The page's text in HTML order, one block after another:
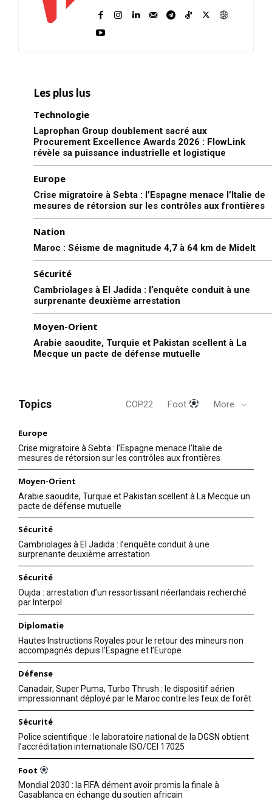
Les plus lus
Technologie
Laprophan Group doublement sacré aux
Procurement Excellence Awards 2026 : FlowLink
révèle sa puissance industrielle et logistique
Europe
Crise migratoire à Sebta : l’Espagne menace l’Italie de
mesures de rétorsion sur les contrôles aux frontières
Nation
Maroc : Séisme de magnitude 4,7 à 64 km de Midelt
Sécurité
Cambriolages à El Jadida : l’enquête conduit à une
surprenante deuxième arrestation
Moyen-Orient
Arabie saoudite, Turquie et Pakistan scellent à La
Mecque un pacte de défense mutuelle
Topics COP22 Foot More
Europe
Crise migratoire à Sebta : l’Espagne menace l’Italie de
mesures de rétorsion sur les contrôles aux frontières
Moyen-Orient
Arabie saoudite, Turquie et Pakistan scellent à La Mecque un
pacte de défense mutuelle
Sécurité
Cambriolages à El Jadida : l’enquête conduit à une
surprenante deuxième arrestation
Sécurité
Oujda : arrestation d’un ressortissant néerlandais recherché
par Interpol
Diplomatie
Hautes Instructions Royales pour le retour des mineurs non
accompagnés depuis l’Espagne et l’Europe
Défense
Canadair, Super Puma, Turbo Thrush : le dispositif aérien
impressionnant déployé par le Maroc contre les feux de forêt
Sécurité
Police scientifique : le laboratoire national de la DGSN obtient
l’accréditation internationale ISO/CEI 17025
Foot
Mondial 2030 : la FIFA dément avoir promis la finale à
Casablanca en échange du soutien africain